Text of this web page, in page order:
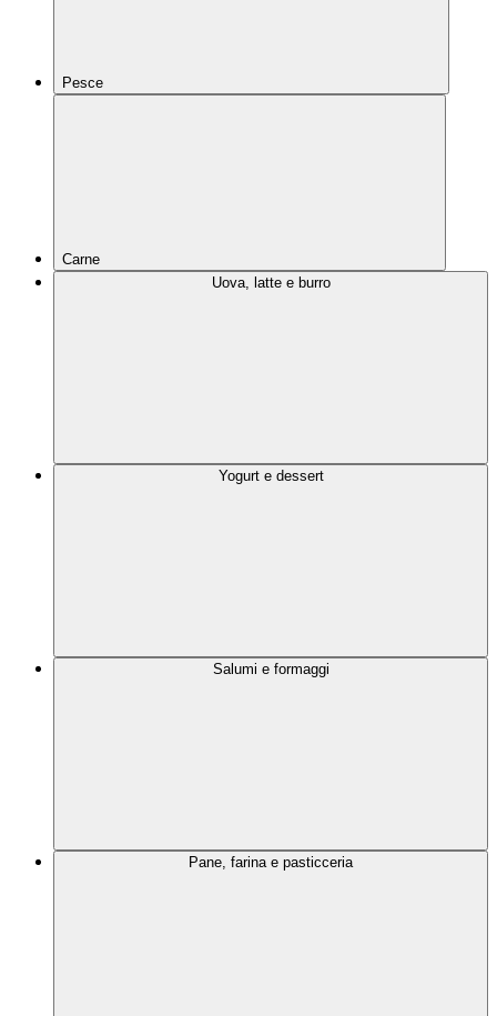
Pesce
Carne
Uova, latte e burro
Yogurt e dessert
Salumi e formaggi
Pane, farina e pasticceria